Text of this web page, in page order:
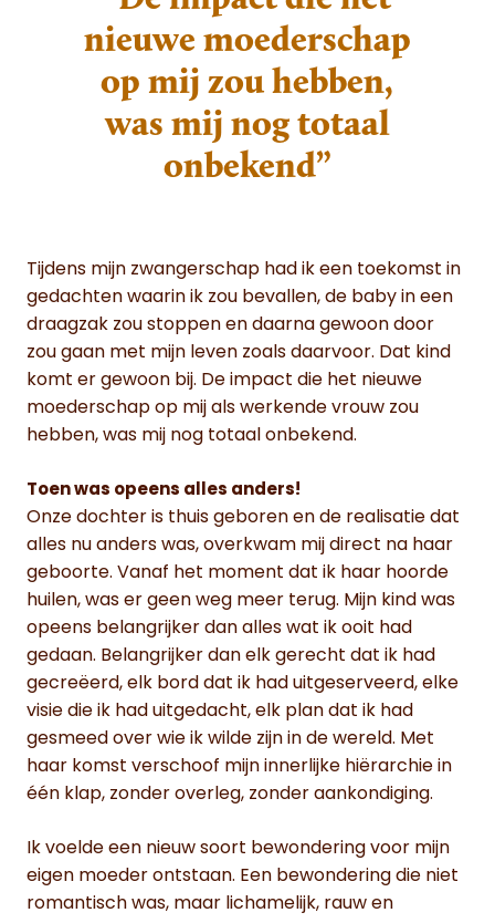
nieuwe moederschap
op mij zou hebben,
was mij nog totaal
onbekend”
Tijdens mijn zwangerschap had ik een toekomst in
gedachten waarin ik zou bevallen, de baby in een
draagzak zou stoppen en daarna gewoon door
zou gaan met mijn leven zoals daarvoor. Dat kind
komt er gewoon bij. De impact die het nieuwe
moederschap op mij als werkende vrouw zou
hebben, was mij nog totaal onbekend.
Toen was opeens alles anders!
Onze dochter is thuis geboren en de realisatie dat
alles nu anders was, overkwam mij direct na haar
geboorte. Vanaf het moment dat ik haar hoorde
huilen, was er geen weg meer terug. Mijn kind was
opeens belangrijker dan alles wat ik ooit had
gedaan. Belangrijker dan elk gerecht dat ik had
gecreëerd, elk bord dat ik had uitgeserveerd, elke
visie die ik had uitgedacht, elk plan dat ik had
gesmeed over wie ik wilde zijn in de wereld. Met
haar komst verschoof mijn innerlijke hiërarchie in
één klap, zonder overleg, zonder aankondiging.
Ik voelde een nieuw soort bewondering voor mijn
eigen moeder ontstaan. Een bewondering die niet
romantisch was, maar lichamelijk, rauw en